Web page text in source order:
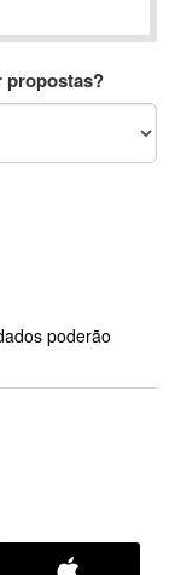
propostas?
poderão